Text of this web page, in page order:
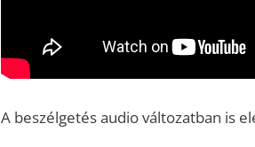
A beszélgetés audio változatban is